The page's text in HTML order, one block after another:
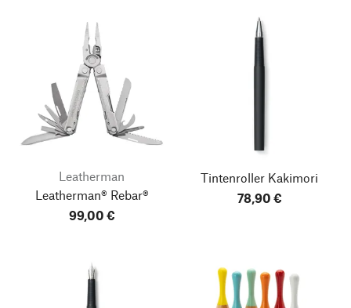
Leatherman
Leatherman® Rebar®
99,00 €
Tintenroller Kakimori
78,90 €